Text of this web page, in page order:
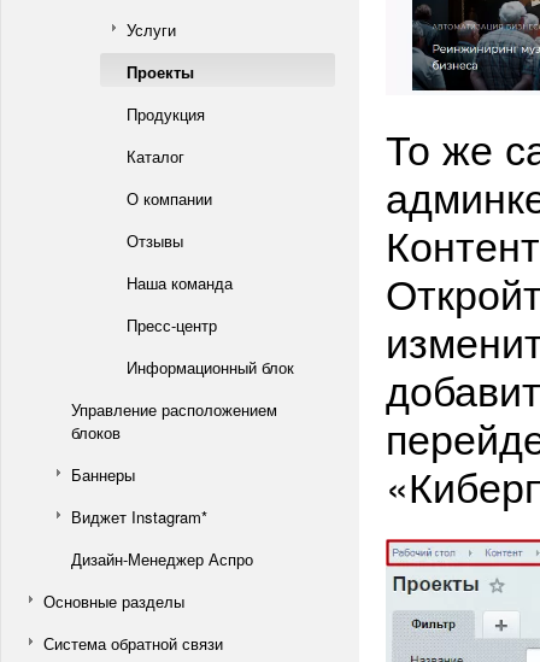
Услуги
Проекты
Продукция
Каталог
О компании
Отзывы
Наша команда
Пресс-центр
Информационный блок
Управление расположением
блоков
Баннеры
Виджет Instagram*
Дизайн-Менеджер Аспро
Основные разделы
Система обратной связи
То же